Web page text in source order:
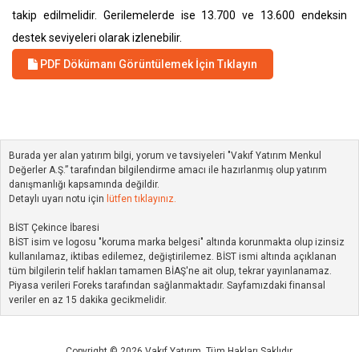
takip edilmelidir. Gerilemelerde ise 13.700 ve 13.600 endeksin
destek seviyeleri olarak izlenebilir.
PDF Dökümanı Görüntülemek İçin Tıklayın
Burada yer alan yatırım bilgi, yorum ve tavsiyeleri "Vakıf Yatırım Menkul
Değerler A.Ş.” tarafından bilgilendirme amacı ile hazırlanmış olup yatırım
danışmanlığı kapsamında değildir.
Detaylı uyarı notu için lütfen tıklayınız.
BİST Çekince İbaresi
BİST isim ve logosu "koruma marka belgesi" altında korunmakta olup izinsiz
kullanılamaz, iktibas edilemez, değiştirilemez. BİST ismi altında açıklanan
tüm bilgilerin telif hakları tamamen BİAŞ'ne ait olup, tekrar yayınlanamaz.
Piyasa verileri Foreks tarafından sağlanmaktadır. Sayfamızdaki finansal
veriler en az 15 dakika gecikmelidir.